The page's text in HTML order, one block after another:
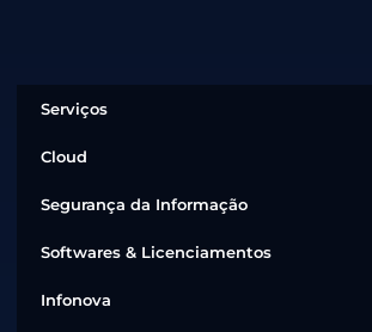
Serviços
Cloud
Segurança da Informação
Softwares & Licenciamentos
Infonova